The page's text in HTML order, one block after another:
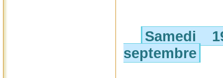
Samedi
septembre